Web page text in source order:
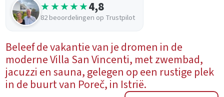
★★★★★4,8
82 beoordelingen op Trustpilot
Beleef de vakantie van je dromen in de
moderne Villa San Vincenti, met zwembad,
jacuzzi en sauna, gelegen op een rustige plek
in de buurt van Poreč, in Istrië.